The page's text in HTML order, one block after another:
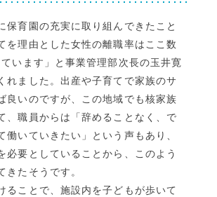
育園の充実に取り組んできたこと
を理由とした女性の離職率はここ数
います」と事業管理部次長の玉井寛
れました。出産や子育てで家族のサ
良いのですが、この地域でも核家族
、職員からは「辞めることなく、で
働いていきたい」という声もあり、
必要としていることから、このよう
きたそうです。
ことで、施設内を子どもが歩いて